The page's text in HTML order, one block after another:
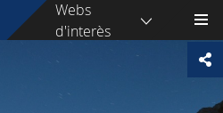
Webs
d'interès